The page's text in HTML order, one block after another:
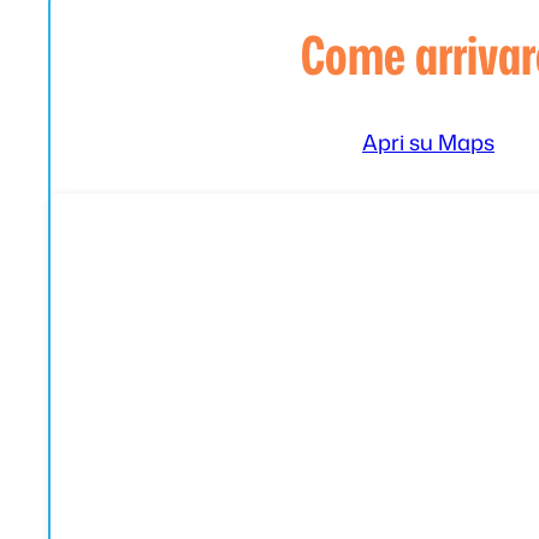
Come
Apri su Maps